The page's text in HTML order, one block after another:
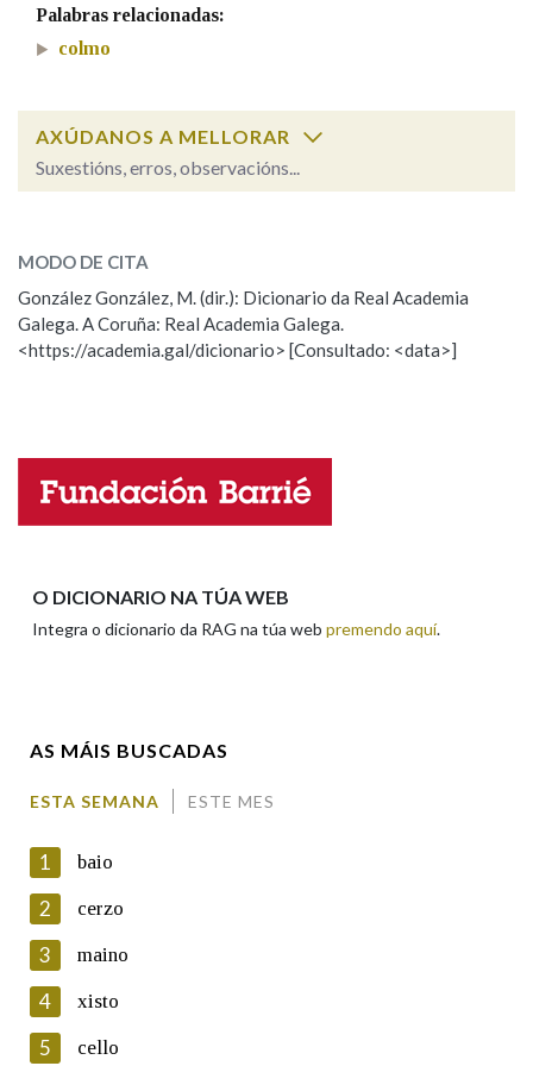
OUTRAS OPCIÓNS DE BUSCA
Pertence a
Palabras relacionadas:
colmo
AXÚDANOS A MELLORAR
Suxestións, erros, observacións...
colmeira
colmeiro, colmeira
ESCOLLE UNHA OPCIÓN:
Propoño mellorar a definición
Falta unha voz
Comentario
En cumprimento da normativa vixente en materia de
MODO DE CITA
González González, M. (dir.): Dicionario da Real Academia
Galega. A Coruña: Real Academia Galega.
<https://academia.gal/dicionario> [Consultado: <data>]
O DICIONARIO NA TÚA WEB
Integra o dicionario da RAG na túa web premendo aquí.
AS MÁIS BUSCADAS
ESTA SEMANA ESTE MES
1 baio
2 cerzo
3 maino
4 xisto
5 cello